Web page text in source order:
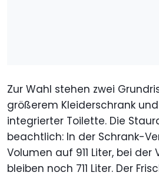
Zur Wahl stehen zwei
größerem Kleiderschrank
integrierter Toilette. Die
beachtlich: In der Schrank-
Volumen auf 911 Liter, bei
bleiben noch 711 Liter. Der